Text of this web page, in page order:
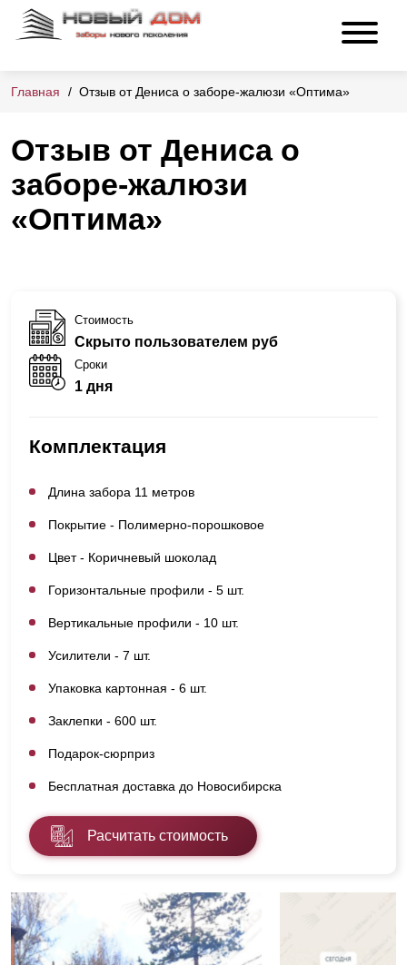
Главная Отзыв от Дениса о заборе-жалюзи «Оптима»
Отзыв от Дениса о
заборе-жалюзи
«Оптима»
Стоимость
Скрыто пользователем руб
Сроки
1 дня
Комплектация
Длина забора 11 метров
Покрытие - Полимерно-порошковое
Цвет - Коричневый шоколад
Горизонтальные профили - 5 шт.
Вертикальные профили - 10 шт.
Усилители - 7 шт.
Упаковка картонная - 6 шт.
Заклепки - 600 шт.
Подарок-сюрприз
Бесплатная доставка до Новосибирска
Расчитать стоимость